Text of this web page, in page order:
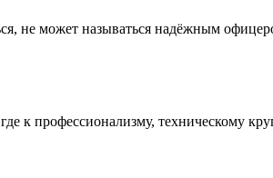
не может называться надёжным
к профессионализму, техническому